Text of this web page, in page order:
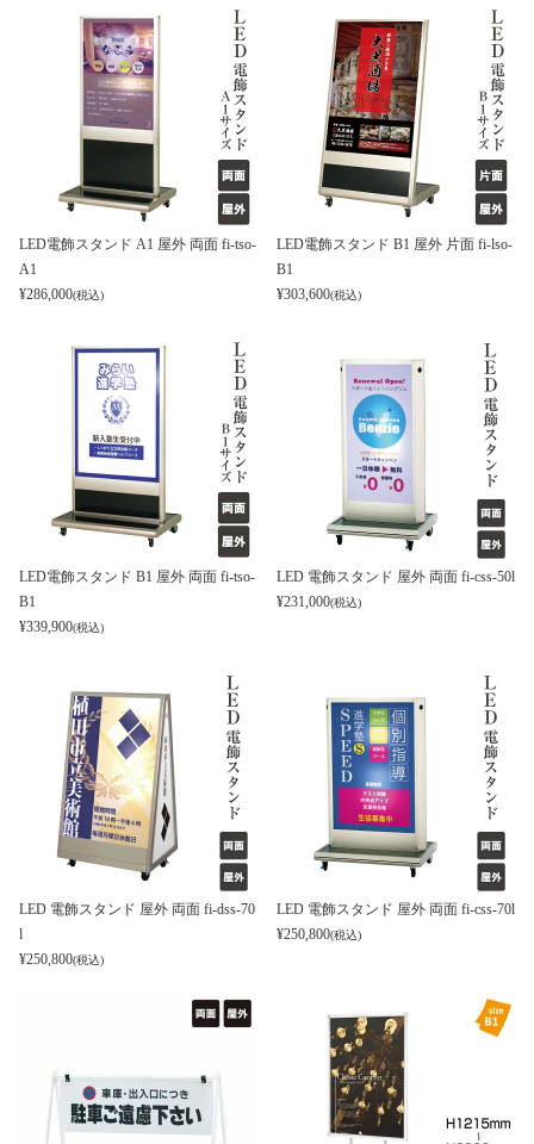
LED電飾スタンド A1 屋外 両面 fi-tso-
A1
¥286,000(税込)
LED電飾スタンド B1 屋外 片面 fi-lso-
B1
¥303,600(税込)
LED電飾スタンド B1 屋外 両面 fi-tso-
B1
¥339,900(税込)
LED 電飾スタンド 屋外 両面 fi-css-50l
¥231,000(税込)
LED 電飾スタンド 屋外 両面 fi-dss-70
l
¥250,800(税込)
LED 電飾スタンド 屋外 両面 fi-css-70l
¥250,800(税込)